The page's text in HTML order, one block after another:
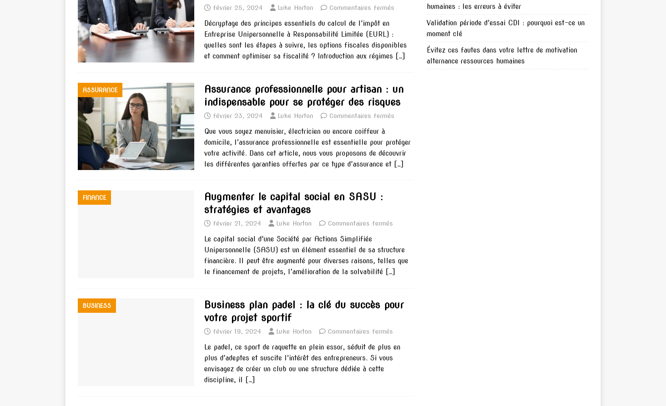
février 25, 2024 Luke Horton Commentaires fermés
Décryptage des principes essentiels du calcul de l’impôt en
Entreprise Unipersonnelle à Responsabilité Limitée (EURL) :
quelles sont les étapes à suivre, les options fiscales disponibles
et comment optimiser sa fiscalité ? Introduction aux régimes
[…]
ASSURANCE
Assurance professionnelle pour artisan : un
indispensable pour se protéger des risques
février 23, 2024 Luke Horton Commentaires fermés
Que vous soyez menuisier, électricien ou encore coiffeur à
domicile, l’assurance professionnelle est essentielle pour protéger
votre activité. Dans cet article, nous vous proposons de découvrir
les différentes garanties offertes par ce type d’assurance et
[…]
FINANCE
Augmenter le capital social en SASU :
stratégies et avantages
février 21, 2024 Luke Horton Commentaires fermés
Le capital social d’une Société par Actions Simplifiée
Unipersonnelle (SASU) est un élément essentiel de sa structure
financière. Il peut être augmenté pour diverses raisons, telles que
le financement de projets, l’amélioration de la solvabilité
[…]
BUSINESS
Business plan padel : la clé du succès pour
votre projet sportif
février 19, 2024 Luke Horton Commentaires fermés
Le padel, ce sport de raquette en plein essor, séduit de plus en
plus d’adeptes et suscite l’intérêt des entrepreneurs. Si vous
envisagez de créer un club ou une structure dédiée à cette
discipline, il
[…]
humaines : les erreurs à éviter
Validation période d’essai CDI : pourquoi est-ce un
moment clé
Évitez ces fautes dans votre lettre de motivation
alternance ressources humaines